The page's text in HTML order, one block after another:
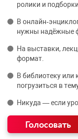
ролики и подборки.
В
нужны надёжные
На выставки,
формат.
В библиотеку
погрузиться в
Никуда — если